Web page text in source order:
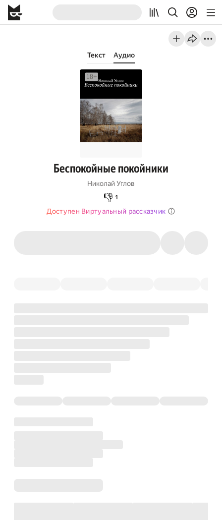
Текст Аудио
Беспокойные покойники
Николай Углов
👎 1
Доступен Виртуальный рассказчик